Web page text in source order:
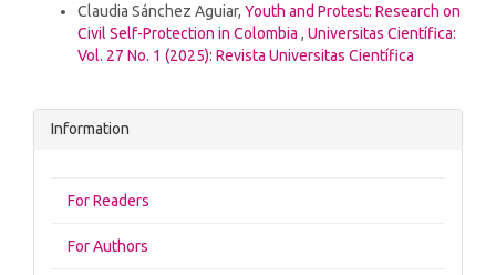
Claudia Sánchez Aguiar, Youth and Protest: Research on
Civil Self-Protection in Colombia , Universitas Científica:
Vol. 27 No. 1 (2025): Revista Universitas Científica
Information
For Readers
For Authors